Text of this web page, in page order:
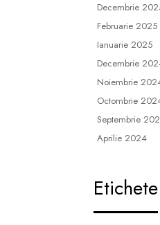
Decembrie
Februarie 2025
Ianuarie 2025
Decembrie
Noiembrie
Octombrie
Septembrie
Aprilie 2024
Etichete